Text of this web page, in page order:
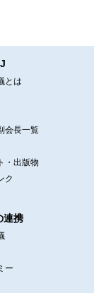
とは
会長一覧
・出版物
ク
連携
ー